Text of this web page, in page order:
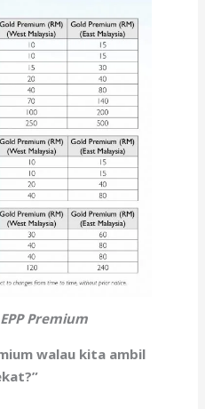
Premium
walau kita ambil